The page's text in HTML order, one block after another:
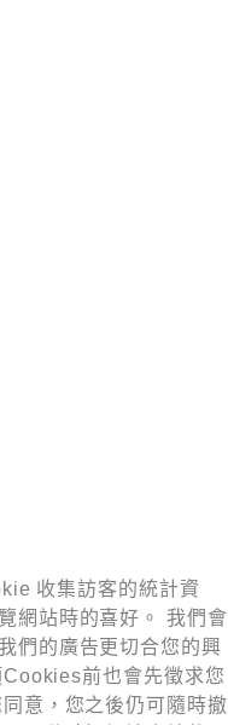
收集訪客的統計資
網站時的喜好。 我們會
們的廣告更切合您的興
前也會先徵求您
意，您之後仍可隨時撤
收集訪客的統計資
網站時的喜好。 我們會
們的廣告更切合您的興
前也會先徵求您
意，您之後仍可隨時撤